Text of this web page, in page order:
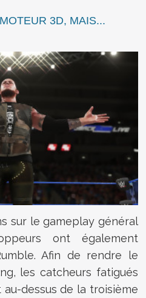
3D, MAIS...
sur le gameplay général
ont également
Afin de rendre le
les catcheurs fatigués
dessus de la troisième